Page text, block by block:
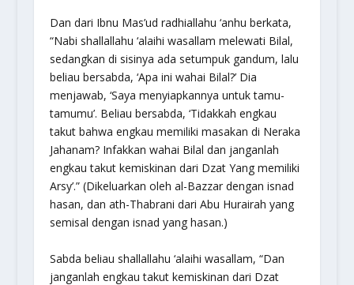
Dan dari Ibnu Mas’ud radhiallahu ‘anhu berkata,
“Nabi shallallahu ‘alaihi wasallam melewati Bilal,
sedangkan di sisinya ada setumpuk gandum, lalu
beliau bersabda, ‘Apa ini wahai Bilal?’ Dia
menjawab, ‘Saya menyiapkannya untuk tamu-
tamumu’. Beliau bersabda, ‘Tidakkah engkau
takut bahwa engkau memiliki masakan di Neraka
Jahanam? Infakkan wahai Bilal dan janganlah
engkau takut kemiskinan dari Dzat Yang memiliki
Arsy’.” (Dikeluarkan oleh al-Bazzar dengan isnad
hasan, dan ath-Thabrani dari Abu Hurairah yang
semisal dengan isnad yang hasan.)
Sabda beliau shallallahu ‘alaihi wasallam, “Dan
janganlah engkau takut kemiskinan dari Dzat